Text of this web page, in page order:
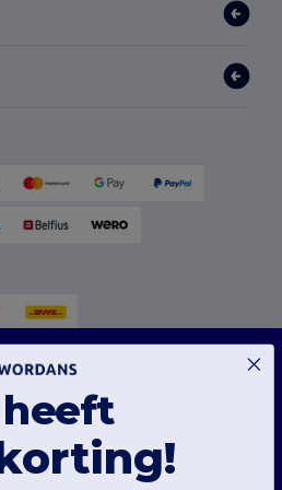
onze eigen cookies als cookies van derden om
vlotte en gepersonaliseerde browse-ervaring te
inhoud, geoptimaliseerde interacties met
beheren. Essentiële cookies, die nodig
kunnen niet worden uitgeschakeld omdat
heeft